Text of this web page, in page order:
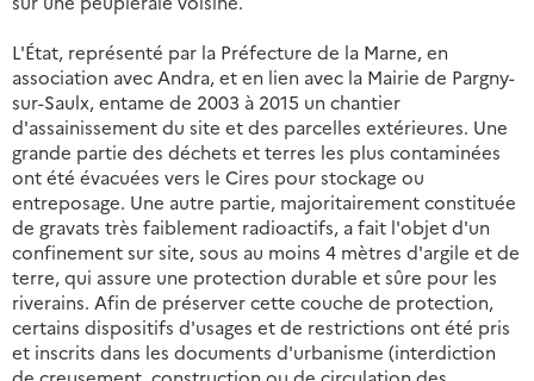
L'État, représenté par la Préfecture de la Marne, en
association avec Andra, et en lien avec la Mairie de Pargny-
sur-Saulx, entame de 2003 à 2015 un chantier
d'assainissement du site et des parcelles extérieures. Une
grande partie des déchets et terres les plus contaminées
ont été évacuées vers le Cires pour stockage ou
entreposage. Une autre partie, majoritairement constituée
de gravats très faiblement radioactifs, a fait l'objet d'un
confinement sur site, sous au moins 4 mètres d'argile et de
terre, qui assure une protection durable et sûre pour les
riverains. Afin de préserver cette couche de protection,
certains dispositifs d'usages et de restrictions ont été pris
et inscrits dans les documents d'urbanisme (interdiction